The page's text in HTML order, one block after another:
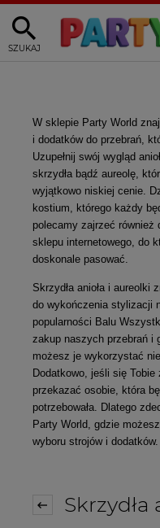
SZUKAJ
W sklepie Party World
i dodatków do przebrań,
Uzupełnij swój wygląd
skrzydła bądź aureolę,
wyjątkowo niskiej cenie.
kostium, którego każdy
polecamy zajrzeć również
sklepu internetowego, do
doskonale pasować.
Skrzydła anioła i aureolki
do wykończenia stylizacji
popularności Balu
zakup naszych przebrań i
możesz je wykorzystać
Dodatkowo, jeśli się
przekazać osobie, która
potrzebowała. Dlatego
Party World, gdzie
wyboru strojów i dodatków.
Skrzydła